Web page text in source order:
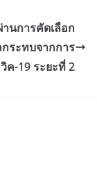
นการคัดเลือก
ระทบจากการ
ค-19 ระยะที่ 2